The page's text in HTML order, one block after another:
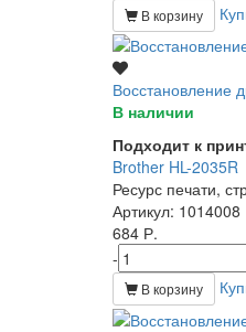
В корзину
Восстановление
В наличии
Подходит к
Brother HL-2035R
Ресурс печати,
Артикул: 1014008
684 Р.
-
В корзину